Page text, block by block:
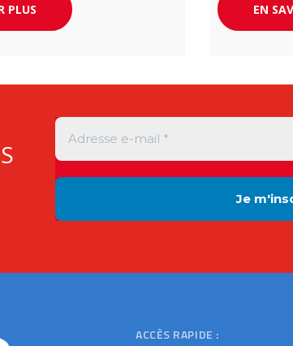
PLUS EN
ACCÈS RAPIDE :